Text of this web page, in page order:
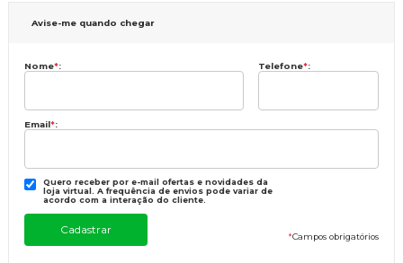
Avise-me quando chegar
Nome*: Telefone*:
Email*:
Quero receber por e-mail ofertas e novidades da
loja virtual. A frequência de envios pode variar de
acordo com a interação do cliente.
*Campos obrigatórios